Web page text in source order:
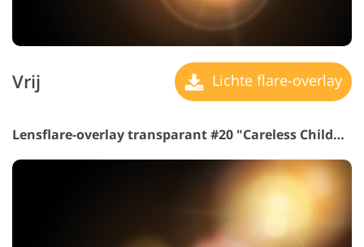
Vrij Lichte flare-overlay
Lensflare-overlay transparant #20 "Careless Childhood"